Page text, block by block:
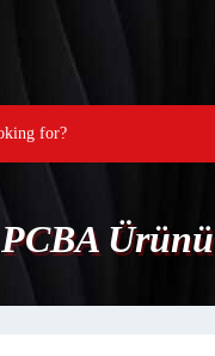
PCBA Ürünü